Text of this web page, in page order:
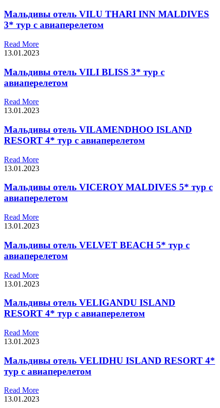
Мальдивы отель VILU THARI INN MALDIVES
3* тур с авиаперелетом
Read More
13.01.2023
Мальдивы отель VILI BLISS 3* тур с
авиаперелетом
Read More
13.01.2023
Мальдивы отель VILAMENDHOO ISLAND
RESORT 4* тур с авиаперелетом
Read More
13.01.2023
Мальдивы отель VICEROY MALDIVES 5* тур с
авиаперелетом
Read More
13.01.2023
Мальдивы отель VELVET BEACH 5* тур с
авиаперелетом
Read More
13.01.2023
Мальдивы отель VELIGANDU ISLAND
RESORT 4* тур с авиаперелетом
Read More
13.01.2023
Мальдивы отель VELIDHU ISLAND RESORT 4*
тур с авиаперелетом
Read More
13.01.2023